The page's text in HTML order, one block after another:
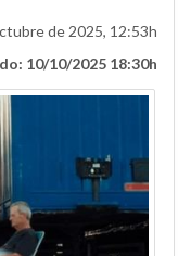
de 2025, 12:53h
10/10/2025 18:30h